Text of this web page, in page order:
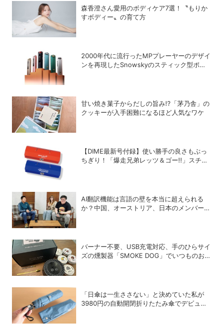
森香澄さん愛用のボディケア7選！〝もりか
すボディー〟の育て方
2000年代に流行ったMPプレーヤーのデザイ
ンを再現したSnowskyのスティック型ポー
甘い焼き菓子からだしの旨み!?「茅乃舎」の
クッキーが入手困難になるほど人気なワケ
【DIME最新号付録】使い勝手の良さもぶっ
ちぎり！「爆走兄弟レッツ＆ゴー!!」スチー
AI翻訳機能は言語の壁を本当に超えられる
か？中国、オーストリア、日本のメンバーで
バーナー不要、USB充電対応、手のひらサイ
ズの燻製器「SMOKE DOG」でいつものお
「日傘は一生ささない」と決めていた私が
3980円の自動開閉折りたたみ傘でデビュー